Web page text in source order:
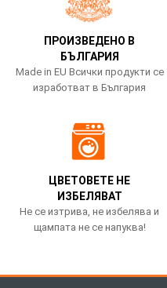
ПРОИЗВЕДЕНО В
БЪЛГАРИЯ
Made in EU Всички продукти се
изработват в България
ЦВЕТОВЕТЕ НЕ
ИЗБЕЛЯВАТ
Не се изтрива, не избелява и
щампата не се напуква!